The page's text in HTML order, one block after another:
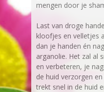
mengen door je
Last van droge
kloofjes en velletjes
dan je handen én
arganolie. Het zal al
en verbeteren, je
de huid verzorgen
trekt snel in de huid